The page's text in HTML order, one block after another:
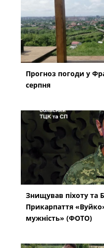
Прогноз погоди у
серпня
Знищував піхоту та
Прикарпаття
мужність» (ФОТО)